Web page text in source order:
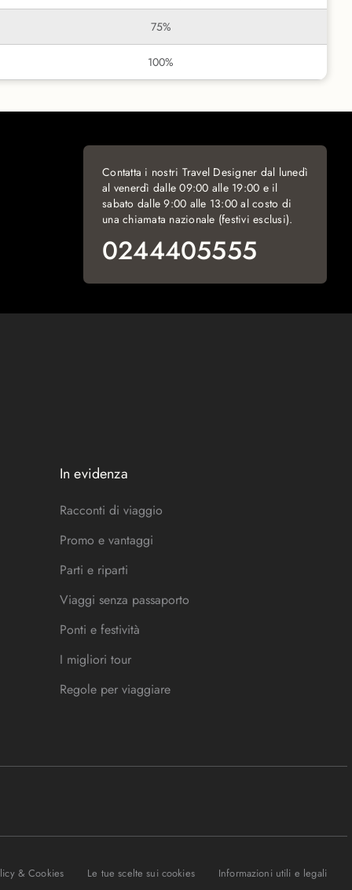
75%
100%
Contatta i nostri Travel Designer dal lunedì
al venerdì dalle 09:00 alle 19:00 e il
sabato dalle 9:00 alle 13:00 al costo di
una chiamata nazionale (festivi esclusi).
0244405555
In evidenza
Racconti di viaggio
Promo e vantaggi
Parti e riparti
Viaggi senza passaporto
Ponti e festività
I migliori tour
Regole per viaggiare
& Cookies Le tue scelte sui cookies Informazioni utili e legali